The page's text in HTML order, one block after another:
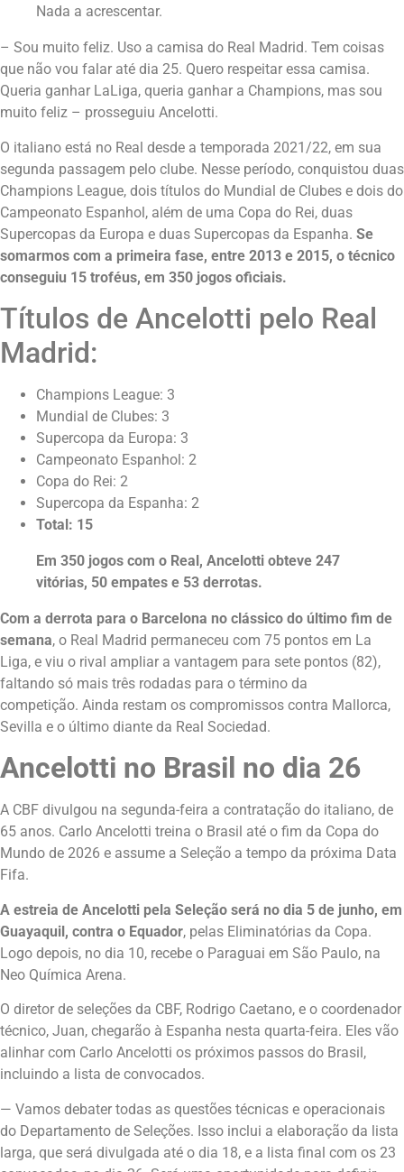
Nada a acrescentar.
– Sou muito feliz. Uso a camisa do Real Madrid. Tem coisas
que não vou falar até dia 25. Quero respeitar essa camisa.
Queria ganhar LaLiga, queria ganhar a Champions, mas sou
muito feliz – prosseguiu Ancelotti.
O italiano está no Real desde a temporada 2021/22, em sua
segunda passagem pelo clube. Nesse período, conquistou duas
Champions League, dois títulos do Mundial de Clubes e dois do
Campeonato Espanhol, além de uma Copa do Rei, duas
Supercopas da Europa e duas Supercopas da Espanha. Se
somarmos com a primeira fase, entre 2013 e 2015, o técnico
conseguiu 15 troféus, em 350 jogos oficiais.
Títulos de Ancelotti pelo Real
Madrid:
Champions League: 3
Mundial de Clubes: 3
Supercopa da Europa: 3
Campeonato Espanhol: 2
Copa do Rei: 2
Supercopa da Espanha: 2
Total: 15
Em 350 jogos com o Real, Ancelotti obteve 247
vitórias, 50 empates e 53 derrotas.
Com a derrota para o Barcelona no clássico do último fim de
semana, o Real Madrid permaneceu com 75 pontos em La
Liga, e viu o rival ampliar a vantagem para sete pontos (82),
faltando só mais três rodadas para o término da
competição. Ainda restam os compromissos contra Mallorca,
Sevilla e o último diante da Real Sociedad.
Ancelotti no Brasil no dia 26
A CBF divulgou na segunda-feira a contratação do italiano, de
65 anos. Carlo Ancelotti treina o Brasil até o fim da Copa do
Mundo de 2026 e assume a Seleção a tempo da próxima Data
Fifa.
A estreia de Ancelotti pela Seleção será no dia 5 de junho, em
Guayaquil, contra o Equador, pelas Eliminatórias da Copa.
Logo depois, no dia 10, recebe o Paraguai em São Paulo, na
Neo Química Arena.
O diretor de seleções da CBF, Rodrigo Caetano, e o coordenador
técnico, Juan, chegarão à Espanha nesta quarta-feira. Eles vão
alinhar com Carlo Ancelotti os próximos passos do Brasil,
incluindo a lista de convocados.
— Vamos debater todas as questões técnicas e operacionais
do Departamento de Seleções. Isso inclui a elaboração da lista
larga, que será divulgada até o dia 18, e a lista final com os 23